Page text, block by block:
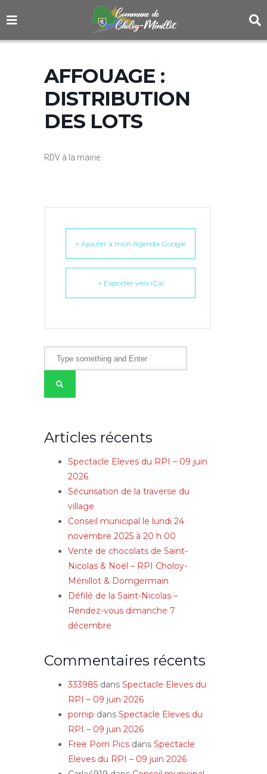
AFFOUAGE :
DISTRIBUTION
DES LOTS
RDV à la mairie.
+ Ajouter à mon Agenda Google
+ Exporter vers iCal
Articles récents
Spectacle Eleves du RPI – 09 juin
2026
Sécurisation de la traverse du
village
Conseil municipal le lundi 24
novembre 2025 à 20 h 00
Vente de chocolats de Saint-
Nicolas & Noël – RPI Choloy-
Ménillot & Domgermain
Défilé de la Saint-Nicolas –
Rendez-vous dimanche 7
décembre
Commentaires récents
333985 dans Spectacle Eleves du
RPI – 09 juin 2026
pornip dans Spectacle Eleves du
RPI – 09 juin 2026
Free Porn Pics dans Spectacle
Eleves du RPI – 09 juin 2026